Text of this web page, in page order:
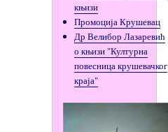
књизи
Промоција Крушевац
Др Велибор Лазаревић
о књизи "Културна
повесница крушевачког
краја"